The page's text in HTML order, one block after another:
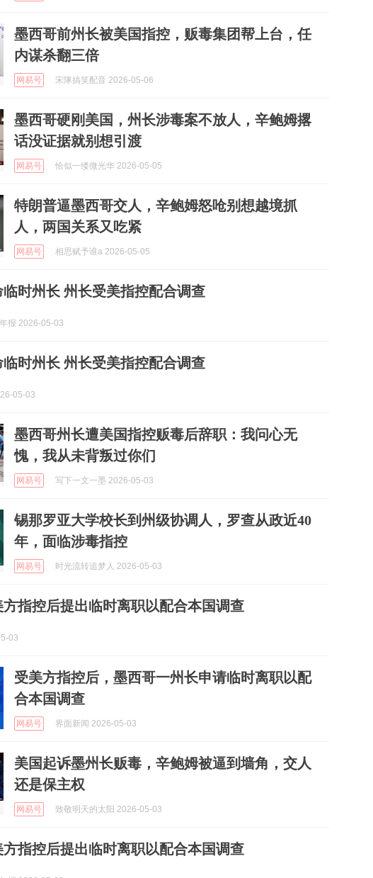
墨西哥前州长被美国指控，贩毒集团帮上台，任
内谋杀翻三倍
网易号 宋隊搞笑配音 2026-05-06
墨西哥硬刚美国，州长涉毒案不放人，辛鲍姆撂
话没证据就别想引渡
网易号 恰似一缕微光华 2026-05-05
特朗普逼墨西哥交人，辛鲍姆怒呛别想越境抓
人，两国关系又吃紧
网易号 相思赋予谁a 2026-05-05
时州长 州长受美指控配合调查
报 2026-05-03
时州长 州长受美指控配合调查
05-03
墨西哥州长遭美国指控贩毒后辞职：我问心无
愧，我从未背叛过你们
网易号 写下一文一墨 2026-05-03
锡那罗亚大学校长到州级协调人，罗查从政近40
年，面临涉毒指控
网易号 时光流转追梦人 2026-05-03
指控后提出临时离职以配合本国调查
03
受美方指控后，墨西哥一州长申请临时离职以配
合本国调查
网易号 界面新闻 2026-05-03
美国起诉墨州长贩毒，辛鲍姆被逼到墙角，交人
还是保主权
网易号 致敬明天的太阳 2026-05-03
指控后提出临时离职以配合本国调查